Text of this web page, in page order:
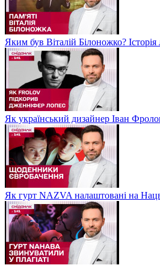
Яким був Віталій Білоножко?
Як український дизайнер Іван
Як гурт NAZVA налаштовані на